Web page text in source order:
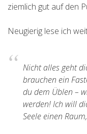
ziemlich gut auf den
Neugierig lese ich
Nicht alles geht
brauchen ein
du dem Üblen –
werden! Ich will
Seele einen